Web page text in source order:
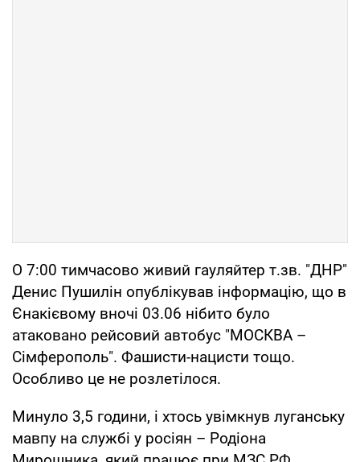
О 7:00 тимчасово живий гауляйтер т.зв. "ДНР"
Денис Пушилін опублікував інформацію, що в
Єнакієвому вночі 03.06 нібито було
атаковано рейсовий автобус "МОСКВА –
Сімферополь". Фашисти-нацисти тощо.
Особливо це не розлетілося.
Минуло 3,5 години, і хтось увімкнув луганську
мавпу на службі у росіян – Родіона